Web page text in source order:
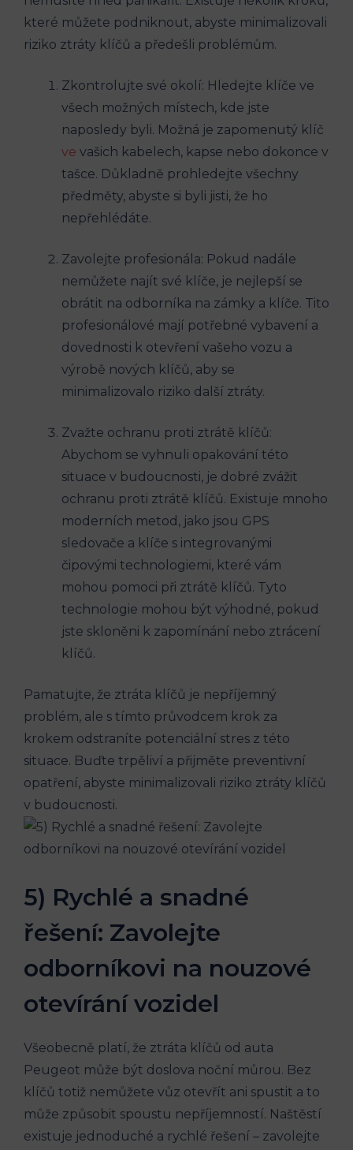
které můžete podniknout, abyste minimalizovali
riziko ztráty klíčů a předešli problémům.
Zkontrolujte své okolí: Hledejte klíče ve
všech možných místech, kde jste
naposledy byli. Možná je zapomenutý klíč
ve vašich kabelech, kapse nebo dokonce v
tašce. Důkladně prohledejte všechny
předměty, abyste si byli jisti, že ho
nepřehlédáte.
Zavolejte profesionála: Pokud nadále
nemůžete najít své klíče, je nejlepší se
obrátit na odborníka na zámky a klíče. Tito
profesionálové mají potřebné vybavení a
dovednosti k otevření vašeho vozu a
výrobě nových klíčů, aby se
minimalizovalo riziko další ztráty.
Zvažte ochranu proti ztrátě klíčů:
Abychom se vyhnuli opakování této
situace v budoucnosti, je dobré zvážit
ochranu proti ztrátě klíčů. Existuje mnoho
moderních metod, jako jsou GPS
sledovače a klíče s integrovanými
čipovými technologiemi, které vám
mohou pomoci při ztrátě klíčů. Tyto
technologie mohou být výhodné, pokud
jste skloněni k zapomínání nebo ztrácení
klíčů.
Pamatujte, že ztráta klíčů je nepříjemný
problém, ale s tímto průvodcem krok za
krokem odstraníte potenciální stres z této
situace. Buďte trpěliví a přijměte preventivní
opatření, abyste minimalizovali riziko ztráty klíčů
v budoucnosti.
5) Rychlé a snadné
řešení: Zavolejte
odborníkovi na nouzové
otevírání vozidel
Všeobecně platí, že ztráta klíčů od auta
Peugeot může být doslova noční můrou. Bez
klíčů totiž nemůžete vůz otevřít ani spustit a to
může způsobit spoustu nepříjemností. Naštěstí
existuje jednoduché a rychlé řešení – zavolejte